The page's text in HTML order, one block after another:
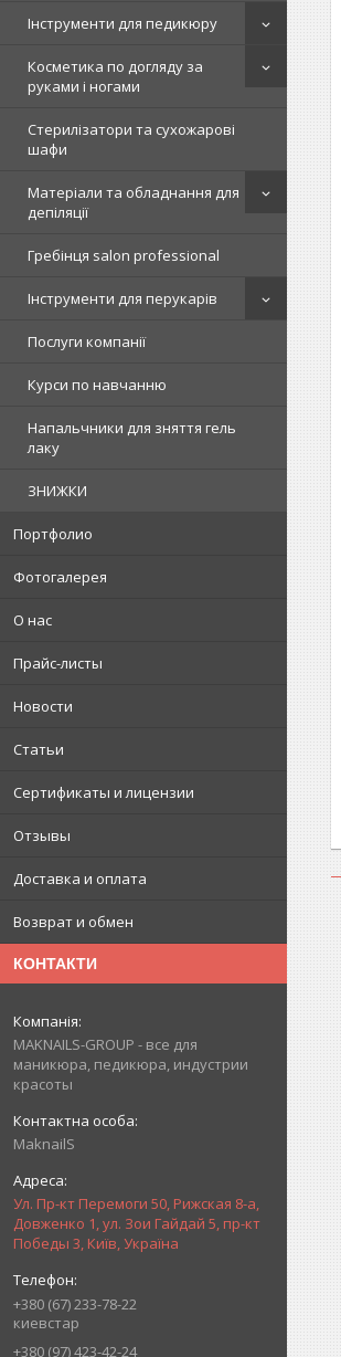
Інструменти для педикюру
Косметика по догляду за
руками і ногами
Стерилізатори та сухожарові
шафи
Матеріали та обладнання для
депіляції
Гребінця salon professional
Інструменти для перукарів
Послуги компанії
Курси по навчанню
Напальчники для зняття гель
лаку
ЗНИЖКИ
Портфолио
Фотогалерея
О нас
Прайс-листы
Новости
Статьи
Сертификаты и лицензии
Отзывы
Доставка и оплата
Возврат и обмен
КОНТАКТИ
MAKNAILS-GROUP - все для
маникюра, педикюра, индустрии
красоты
MaknailS
Ул. Пр-кт Перемоги 50, Рижская 8-а,
Довженко 1, ул. Зои Гайдай 5, пр-кт
Победы 3, Київ, Україна
+380 (67) 233-78-22
киевстар
+380 (97) 423-42-24